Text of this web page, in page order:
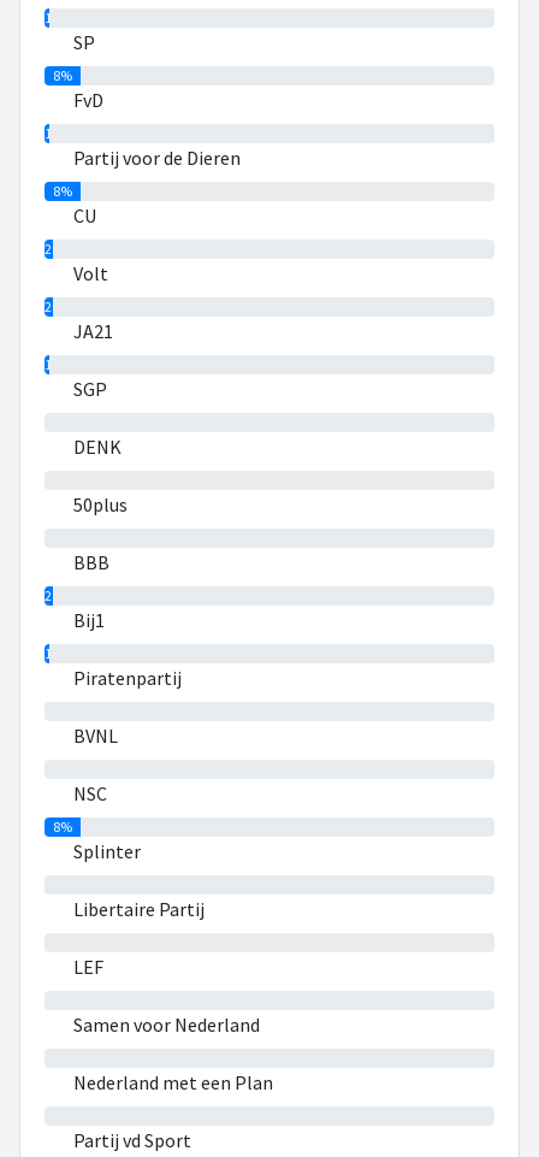
1%
SP
8%
FvD
1%
Partij voor de Dieren
8%
CU
2%
Volt
2%
JA21
1%
SGP
DENK
50plus
BBB
2%
Bij1
1%
Piratenpartij
BVNL
NSC
8%
Splinter
Libertaire Partij
LEF
Samen voor Nederland
Nederland met een Plan
Partij vd Sport